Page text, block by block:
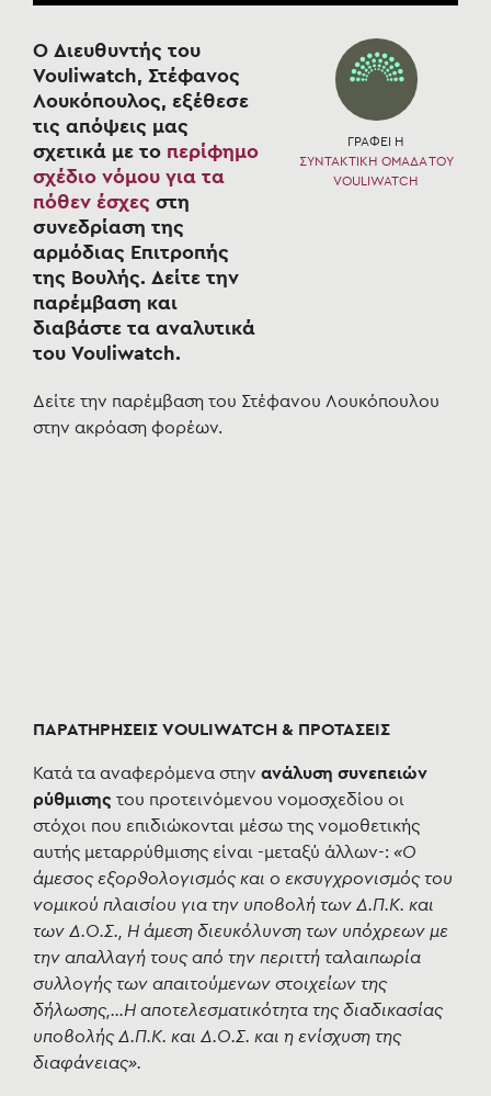
ΓΡΑΦΕΙ Η
ΣΥΝΤΑΚΤΙΚΗ ΟΜΑΔΑ ΤΟΥ
VOULIWATCH
Ο Διευθυντής του
Vouliwatch, Στέφανος
Λουκόπουλος, εξέθεσε
τις απόψεις μας
σχετικά με το περίφημο
σχέδιο νόμου για τα
πόθεν έσχες στη
συνεδρίαση της
αρμόδιας Επιτροπής
της Βουλής. Δείτε την
παρέμβαση και
διαβάστε τα αναλυτικά
του Vouliwatch.
Δείτε την παρέμβαση του Στέφανου Λουκόπουλου
στην ακρόαση φορέων.
ΠΑΡΑΤΗΡΗΣΕΙΣ VOULIWATCH & ΠΡΟΤΑΣΕΙΣ
Κατά τα αναφερόμενα στην ανάλυση συνεπειών
ρύθμισης του προτεινόμενου νομοσχεδίου οι
στόχοι που επιδιώκονται μέσω της νομοθετικής
αυτής μεταρρύθμισης είναι -μεταξύ άλλων-: «Ο
άμεσος εξορθολογισμός και ο εκσυγχρονισμός του
νομικού πλαισίου για την υποβολή των Δ.Π.Κ. και
των Δ.Ο.Σ., Η άμεση διευκόλυνση των υπόχρεων με
την απαλλαγή τους από την περιττή ταλαιπωρία
συλλογής των απαιτούμενων στοιχείων της
δήλωσης,…Η αποτελεσματικότητα της διαδικασίας
υποβολής Δ.Π.Κ. και Δ.Ο.Σ. και η ενίσχυση της
διαφάνειας».